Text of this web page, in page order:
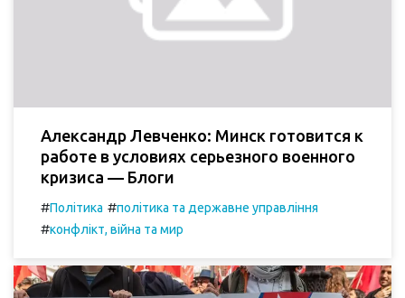
Александр Левченко: Минск готовится к
работе в условиях серьезного военного
кризиса — Блоги
#Політика #політика та державне управління
#конфлікт, війна та мир